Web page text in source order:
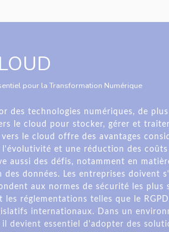
pour la Transformation Numérique
des technologies numériques, de
le cloud pour stocker, gérer et
le cloud offre des avantages
et une réduction des coûts
aussi des défis, notamment en
des données. Les entreprises doivent
aux normes de sécurité les plus
les réglementations telles que le
internationaux. Dans un
il devient essentiel d'adopter des